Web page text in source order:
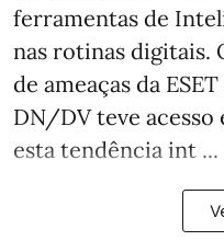
ferramentas de
nas rotinas digitais.
de ameaças da
DN/DV teve
esta tendência int ...